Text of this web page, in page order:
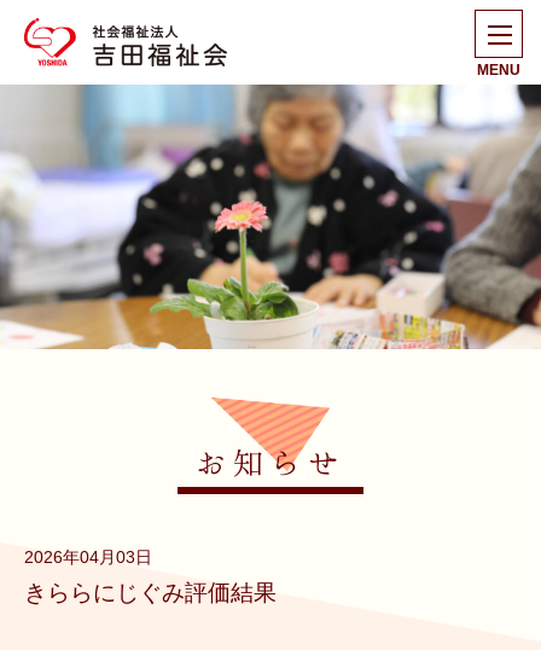
MENU
お知らせ
2026年04月03日
きららにじぐみ評価結果